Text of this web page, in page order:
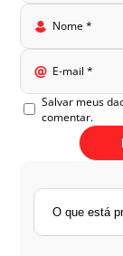
Nome*
E-mail*
Salvar meus
comentar.